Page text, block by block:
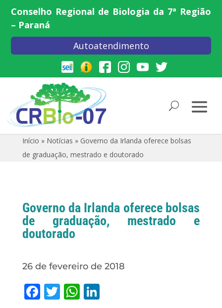
Conselho Regional de Biologia da 7ª Região
– Paraná
Autoatendimento
Início » Notícias » Governo da Irlanda oferece bolsas
de graduação, mestrado e doutorado
Governo da Irlanda oferece bolsas
de graduação, mestrado e
doutorado
26 de fevereiro de 2018
Facebook
Twitter
WhatsApp
LinkedIn